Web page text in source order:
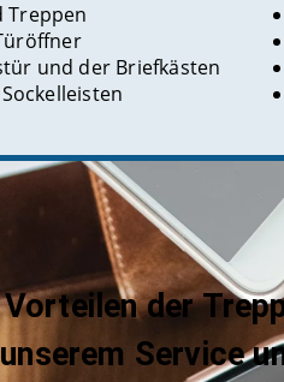
Treppen
und der Briefkästen
der
Service